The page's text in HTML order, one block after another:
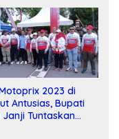
2023 di
Antusias, Bupati
Tuntaskan